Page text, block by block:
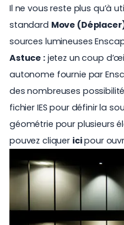
Il ne vous reste plus qu’à
standard Move
sources lumineuses
Astuce :jetez un coup
autonome fournie par
des nombreuses
fichier IES pour définir la
géométrie pour plusieurs
pouvez cliquer icipour